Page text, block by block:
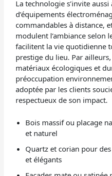
La technologie s’invite
d’équipements
commandables à distance,
modulent l’ambiance selon
facilitent la vie quotidienne
prestige du lieu. Par
matériaux écologiques et
préoccupation
adoptée par les clients
respectueux de son impact.
Bois massif ou placage
et naturel
Quartz et corian pour
et élégants